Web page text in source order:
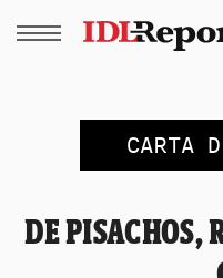
CARTA
DE PISACHOS,